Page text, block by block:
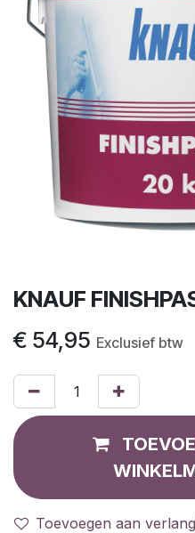
KNAUF
€ 54,95 Exclusief btw
Toevoegen aan